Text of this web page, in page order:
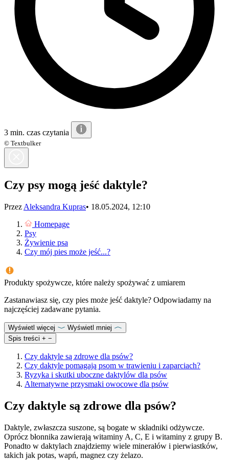
3 min. czas czytania
© Textbulker
Czy psy mogą jeść daktyle?
Przez Aleksandra Kupras• 18.05.2024, 12:10
Homepage
Psy
Żywienie psa
Czy mój pies może jeść...?
Produkty spożywcze, które należy spożywać z umiarem
Zastanawiasz się, czy pies może jeść daktyle? Odpowiadamy na
najczęściej zadawane pytania.
Wyświetl więcej
Wyświetl mniej
Spis treści + −
Czy daktyle są zdrowe dla psów?
Czy daktyle pomagają psom w trawieniu i zaparciach?
Ryzyka i skutki uboczne daktylów dla psów
Alternatywne przysmaki owocowe dla psów
Czy daktyle są zdrowe dla psów?
Daktyle, zwłaszcza suszone, są bogate w składniki odżywcze.
Oprócz błonnika zawierają witaminy A, C, E i witaminy z grupy B.
Ponadto w daktylach znajdziemy wiele minerałów i pierwiastków,
takich jak potas, wapń, magnez czy żelazo.